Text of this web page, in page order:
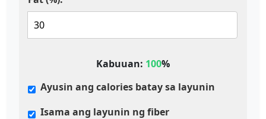
Kabuuan: 100%
Ayusin ang calories batay sa layunin
Isama ang layunin ng fiber